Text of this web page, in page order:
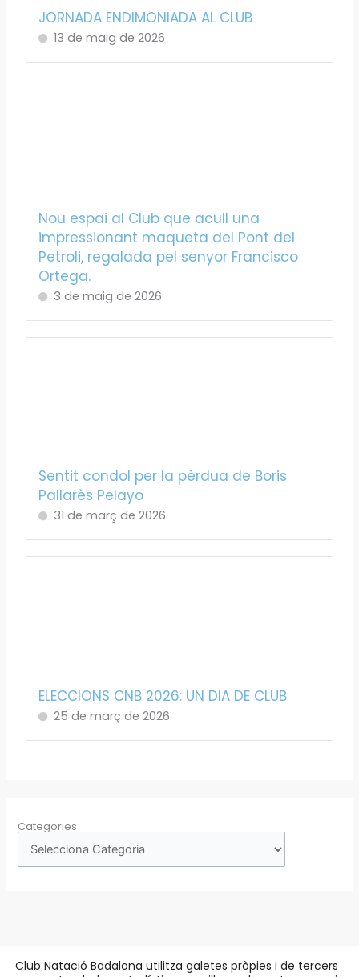
JORNADA ENDIMONIADA AL CLUB
13 de maig de 2026
Nou espai al Club que acull una
impressionant maqueta del Pont del
Petroli, regalada pel senyor Francisco
Ortega.
3 de maig de 2026
Sentit condol per la pèrdua de Boris
Pallarès Pelayo
31 de març de 2026
ELECCIONS CNB 2026: UN DIA DE CLUB
25 de març de 2026
Categories
Club Natació Badalona utilitza galetes pròpies i de tercers